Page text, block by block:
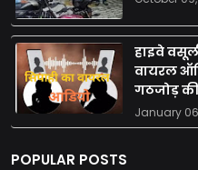
हाइवे
वायरल
गठजोड़
January
POPULAR POSTS